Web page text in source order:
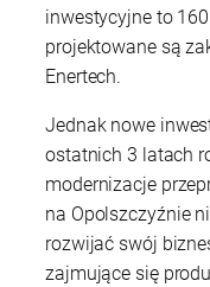
inwestycyjne to 160
projektowane są
Enertech.
Jednak nowe
ostatnich 3 latach
modernizacje
na Opolszczyźnie
rozwijać swój
zajmujące się